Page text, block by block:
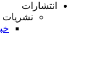
انتشارات
نشریات